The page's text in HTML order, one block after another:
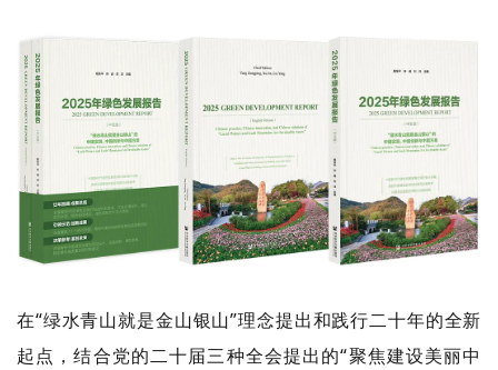
在“绿水青山就是金山银山”理念提出和践行二十年的全新
起点，结合党的二十届三种全会提出的“聚焦建设美丽中